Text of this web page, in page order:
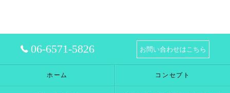
06-6571-5826 お問い合わせはこちら
ホーム コンセプト